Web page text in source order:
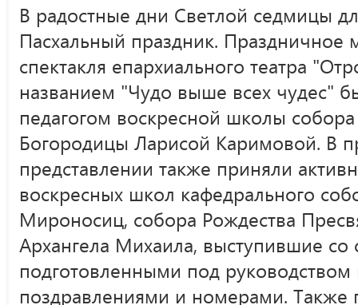
В радостные дни Светлой седмицы
Пасхальный праздник. Праздничное
спектакля епархиального театра
названием "Чудо выше всех чудес"
педагогом воскресной школы
Богородицы Ларисой Каримовой. В
представлении также приняли
воскресных школ кафедрального
Мироносиц, собора Рождества
Архангела Михаила, выступившие со
подготовленными под руководством
поздравлениями и номерами. Также